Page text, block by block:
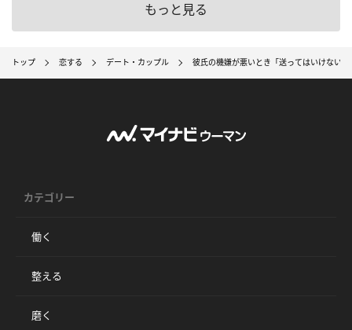
もっと見る
トップ 恋する デート・カップル 彼氏の機嫌が悪いとき「送ってはいけない
カテゴリー
働く
整える
磨く